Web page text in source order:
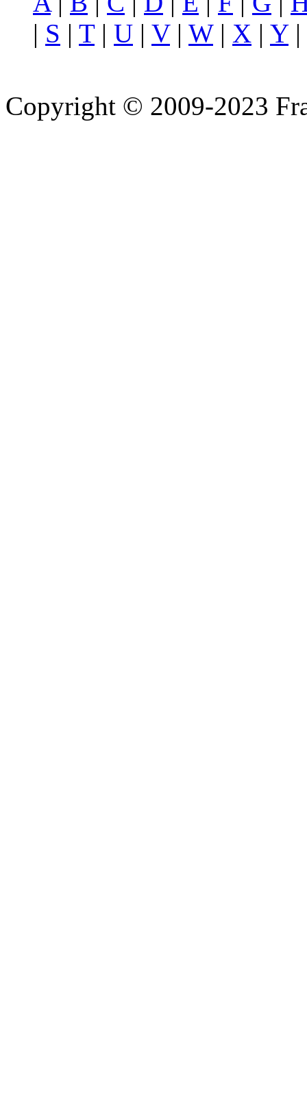
| S | T| U | V| W| X | Y|
Copyright © 2009-2023